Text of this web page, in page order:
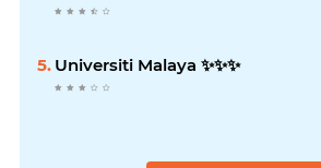
Universiti Malaya ✨️✨️✨️